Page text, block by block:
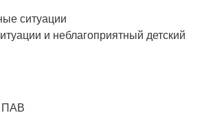
ситуации
и неблагоприятный детский
ПАВ